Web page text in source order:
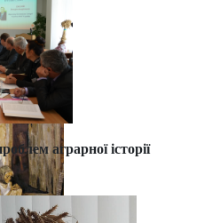
аграрної історії